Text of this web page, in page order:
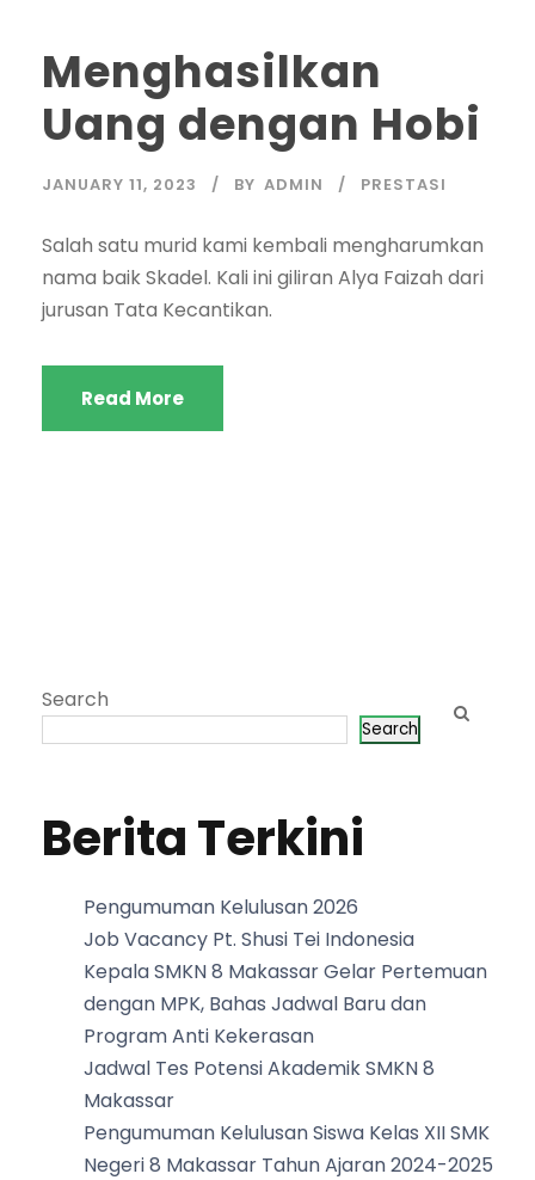
Menghasilkan
Uang dengan Hobi
JANUARY 11, 2023 BY ADMIN PRESTASI
Salah satu murid kami kembali mengharumkan
nama baik Skadel. Kali ini giliran Alya Faizah dari
jurusan Tata Kecantikan.
Read More
Search
Search
Berita Terkini
Pengumuman Kelulusan 2026
Job Vacancy Pt. Shusi Tei Indonesia
Kepala SMKN 8 Makassar Gelar Pertemuan
dengan MPK, Bahas Jadwal Baru dan
Program Anti Kekerasan
Jadwal Tes Potensi Akademik SMKN 8
Makassar
Pengumuman Kelulusan Siswa Kelas XII SMK
Negeri 8 Makassar Tahun Ajaran 2024-2025